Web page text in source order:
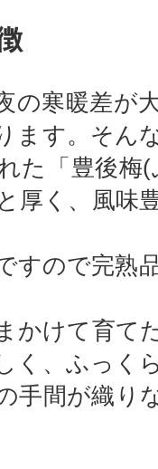
の寒暖差が
ます。そん
た「豊後梅
厚く、風味
すので完熟
かけて育て
く、ふっく
手間が織り